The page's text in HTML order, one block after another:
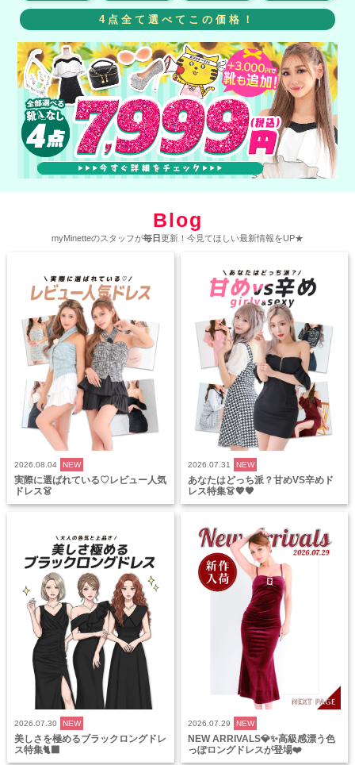
4点全て選べてこの価格！
Blog
myMinetteのスタッフが毎日更新！今見てほしい最新情報をUP★
2026.08.04 NEW
実際に選ばれている♡レビュー人気
ドレス👗
2026.07.31 NEW
あなたはどっち派？甘めVS辛めド
レス特集👗💖🖤
2026.07.30 NEW
美しさを極めるブラックロングドレ
ス特集🐈‍⬛
2026.07.29 NEW
NEW ARRIVALS💎✨高級感漂う色
っぽロングドレスが登場❤️